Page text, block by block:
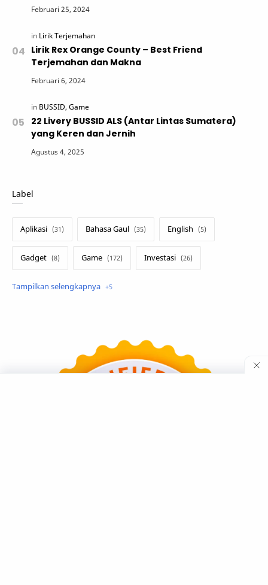
Lirik Rex Orange County – Best Friend
Terjemahan dan Makna
22 Livery BUSSID ALS (Antar Lintas Sumatera)
yang Keren dan Jernih
Label
Aplikasi Bahasa Gaul English
Gadget Game Investasi
Lirik Terjemahan